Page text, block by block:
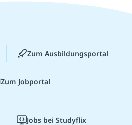
Zum Ausbildungsportal
Zum Jobportal
Jobs bei Studyflix